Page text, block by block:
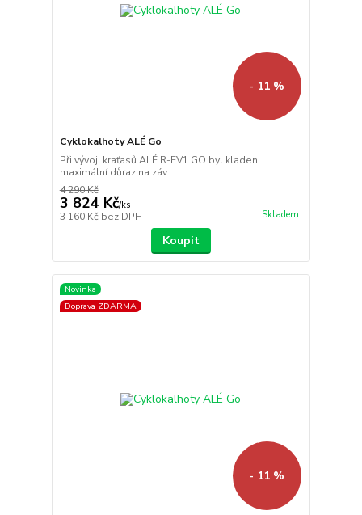
- 11 %
Cyklokalhoty ALÉ Go
Při vývoji kraťasů ALÉ R-EV1 GO byl kladen
maximální důraz na záv...
4 290 Kč
3 824 Kč/ks
3 160 Kč bez DPH Skladem
Koupit
Novinka
Doprava ZDARMA
- 11 %